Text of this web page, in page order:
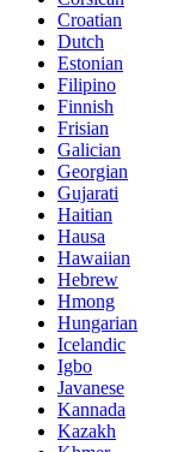
Croatian
Dutch
Estonian
Filipino
Finnish
Frisian
Galician
Georgian
Gujarati
Haitian
Hausa
Hawaiian
Hebrew
Hmong
Hungarian
Icelandic
Igbo
Javanese
Kannada
Kazakh